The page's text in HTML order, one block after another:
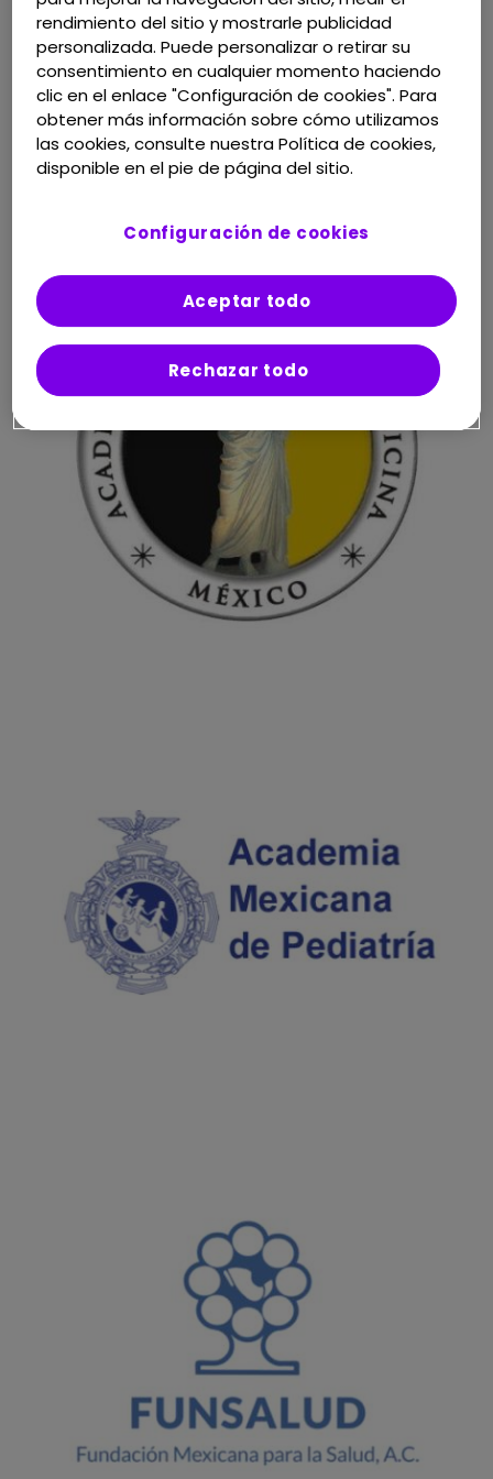
Instituto Politécnico Nacional
Medical Impact
Universidad Iberoamericana
rendimiento del sitio y mostrarle publicidad
personalizada. Puede personalizar o retirar su
consentimiento en cualquier momento haciendo
clic en el enlace "Configuración de cookies". Para
obtener más información sobre cómo utilizamos
las cookies, consulte nuestra Política de cookies,
disponible en el pie de página del sitio.
Configuración de cookies
Rechazar todo
Aceptar todo